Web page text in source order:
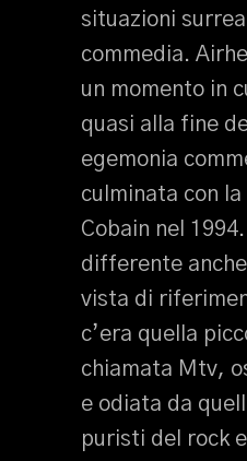
situazioni
commedia.
un momento in
quasi alla fine
egemonia
culminata con
Cobain nel
differente
vista di
c’era quella
chiamata Mtv,
e odiata da
puristi del rock